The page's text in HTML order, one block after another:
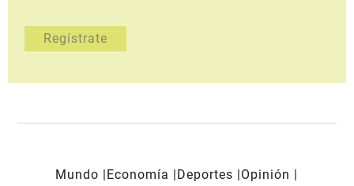
Mundo Economía Deportes
Opinión